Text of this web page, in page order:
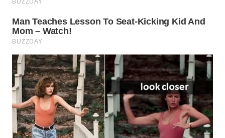
TRAVEL
WAHANA
TV
WAHANANEWS
ID
WAHANANEWS
CO ID